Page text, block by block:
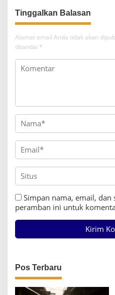
s
Tinggalkan Balasan
Alamat email Anda tidak akan
ditandai *
Simpan nama, email, dan
peramban ini untuk
Pos Terbaru